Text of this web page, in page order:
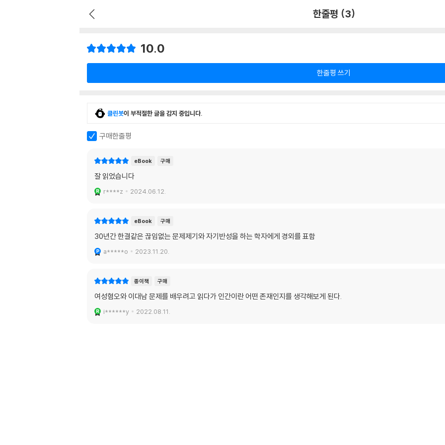
한줄평 (3)
10.0
한줄평 쓰기
클린봇이 부적절한 글을 감지 중입니다.
구매한줄평
eBook 구매
잘 읽었습니다
r****z 2024.06.12.
eBook 구매
30년간 한결같은 끊임없는 문제제기와 자기반성을 하는 학자에게 경외를 표함
a*****o 2023.11.20.
종이책 구매
여성혐오와 이대남 문제를 배우려고 읽다가 인간이란 어떤 존재인지를 생각해보게 된다.
i******y 2022.08.11.